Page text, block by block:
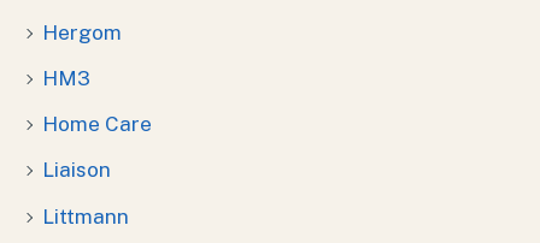
Hergom
HM3
Home Care
Liaison
Littmann